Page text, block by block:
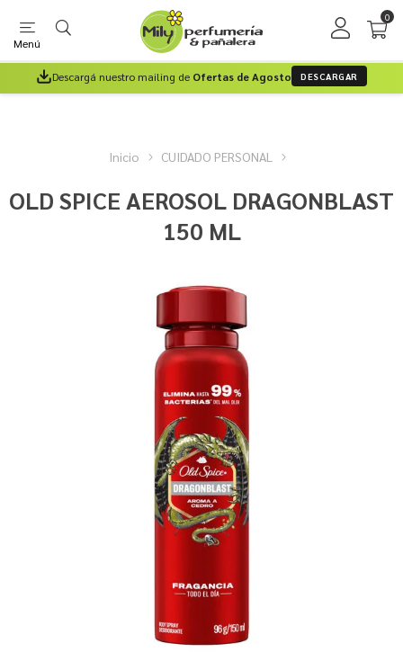
Menú
0
Descargá nuestro mailing de Ofertas de Agosto DESCARGAR
Inicio CUIDADO PERSONAL
OLD SPICE AEROSOL DRAGONBLAST
150 ML